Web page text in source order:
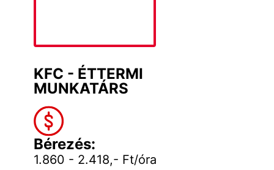
KFC - ÉTTERMI
MUNKATÁRS
Bérezés:
1.860 - 2.418,- Ft/óra